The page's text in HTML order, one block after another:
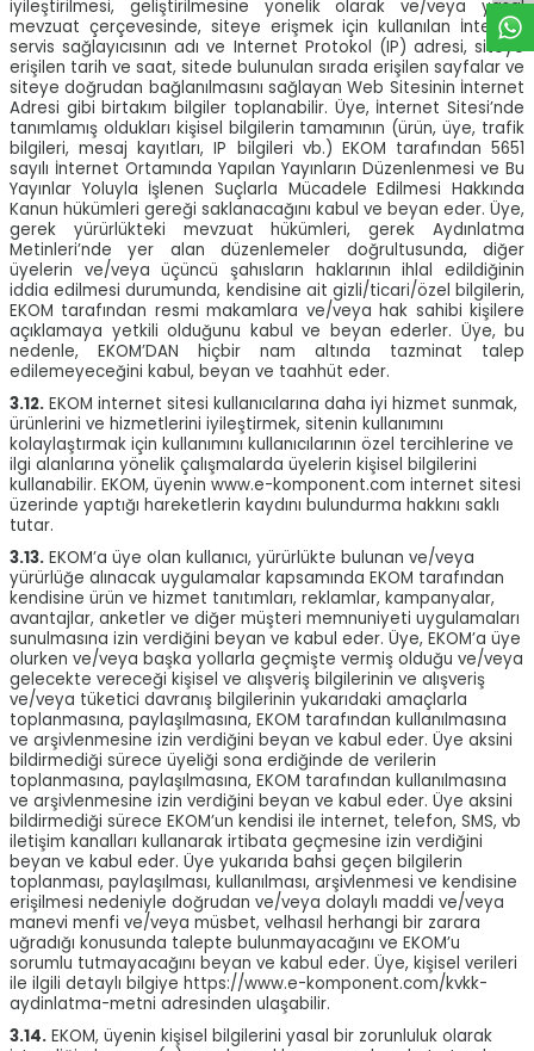
iyileştirilmesi, geliştirilmesine yönelik olarak ve/veya yasal
mevzuat çerçevesinde, siteye erişmek için kullanılan İnternet
servis sağlayıcısının adı ve Internet Protokol (IP) adresi, siteye
erişilen tarih ve saat, sitede bulunulan sırada erişilen sayfalar ve
siteye doğrudan bağlanılmasını sağlayan Web Sitesinin İnternet
Adresi gibi birtakım bilgiler toplanabilir. Üye, İnternet Sitesi’nde
tanımlamış oldukları kişisel bilgilerin tamamının (ürün, üye, trafik
bilgileri, mesaj kayıtları, IP bilgileri vb.) EKOM tarafından 5651
sayılı İnternet Ortamında Yapılan Yayınların Düzenlenmesi ve Bu
Yayınlar Yoluyla İşlenen Suçlarla Mücadele Edilmesi Hakkında
Kanun hükümleri gereği saklanacağını kabul ve beyan eder. Üye,
gerek yürürlükteki mevzuat hükümleri, gerek Aydınlatma
Metinleri’nde yer alan düzenlemeler doğrultusunda, diğer
üyelerin ve/veya üçüncü şahısların haklarının ihlal edildiğinin
iddia edilmesi durumunda, kendisine ait gizli/ticari/özel bilgilerin,
EKOM tarafından resmi makamlara ve/veya hak sahibi kişilere
açıklamaya yetkili olduğunu kabul ve beyan ederler. Üye, bu
nedenle, EKOM’DAN hiçbir nam altında tazminat talep
edilemeyeceğini kabul, beyan ve taahhüt eder.
3.12. EKOM internet sitesi kullanıcılarına daha iyi hizmet sunmak,
ürünlerini ve hizmetlerini iyileştirmek, sitenin kullanımını
kolaylaştırmak için kullanımını kullanıcılarının özel tercihlerine ve
ilgi alanlarına yönelik çalışmalarda üyelerin kişisel bilgilerini
kullanabilir. EKOM, üyenin www.e-komponent.com internet sitesi
üzerinde yaptığı hareketlerin kaydını bulundurma hakkını saklı
tutar.
3.13. EKOM’a üye olan kullanıcı, yürürlükte bulunan ve/veya
yürürlüğe alınacak uygulamalar kapsamında EKOM tarafından
kendisine ürün ve hizmet tanıtımları, reklamlar, kampanyalar,
avantajlar, anketler ve diğer müşteri memnuniyeti uygulamaları
sunulmasına izin verdiğini beyan ve kabul eder. Üye, EKOM’a üye
olurken ve/veya başka yollarla geçmişte vermiş olduğu ve/veya
gelecekte vereceği kişisel ve alışveriş bilgilerinin ve alışveriş
ve/veya tüketici davranış bilgilerinin yukarıdaki amaçlarla
toplanmasına, paylaşılmasına, EKOM tarafından kullanılmasına
ve arşivlenmesine izin verdiğini beyan ve kabul eder. Üye aksini
bildirmediği sürece üyeliği sona erdiğinde de verilerin
toplanmasına, paylaşılmasına, EKOM tarafından kullanılmasına
ve arşivlenmesine izin verdiğini beyan ve kabul eder. Üye aksini
bildirmediği sürece EKOM’un kendisi ile internet, telefon, SMS, vb
iletişim kanalları kullanarak irtibata geçmesine izin verdiğini
beyan ve kabul eder. Üye yukarıda bahsi geçen bilgilerin
toplanması, paylaşılması, kullanılması, arşivlenmesi ve kendisine
erişilmesi nedeniyle doğrudan ve/veya dolaylı maddi ve/veya
manevi menfi ve/veya müsbet, velhasıl herhangi bir zarara
uğradığı konusunda talepte bulunmayacağını ve EKOM’u
sorumlu tutmayacağını beyan ve kabul eder. Üye, kişisel verileri
ile ilgili detaylı bilgiye https://www.e-komponent.com/kvkk-
aydinlatma-metni adresinden ulaşabilir.
3.14. EKOM, üyenin kişisel bilgilerini yasal bir zorunluluk olarak